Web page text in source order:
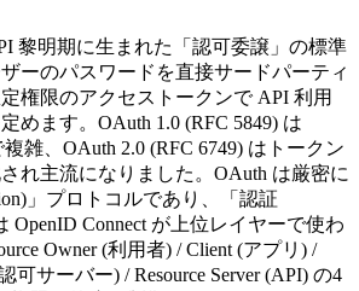
黎明期に生まれた「認可委譲」の標準
ーのパスワードを直接サードパーティ
権限のアクセストークンで API 利用
めます。OAuth 1.0 (RFC 5849) は
雑、OAuth 2.0 (RFC 6749) はトークン
れ主流になりました。OAuth は厳密に
」プロトコルであり、「認証
OpenID Connect が上位レイヤーで使わ
Owner (利用者) / Client (アプリ) /
可サーバー) / Resource Server (API) の4